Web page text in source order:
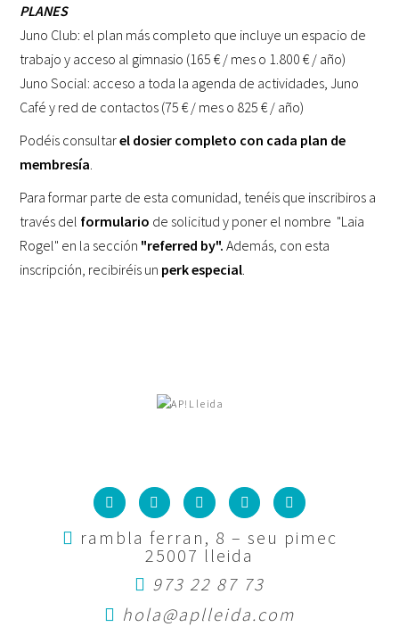
PLANES
Juno Club: el plan más completo que incluye un espacio de
trabajo y acceso al gimnasio (165 € / mes o 1.800 € / año)
Juno Social: acceso a toda la agenda de actividades, Juno
Café y red de contactos (75 € / mes o 825 € / año)
Podéis consultarel dosier completo con cada plan de
membresía
Para formar parte de esta comunidad, tenéis que inscribiros a
través del formulario de solicitud y poner el nombre "Laia
Rogel" en la sección "referred by".Además, con esta
inscripción, recibiréis un perk especial
rambla ferran, 8 – seu pimec
25007 lleida
973 22 87 73
hola@aplleida.com